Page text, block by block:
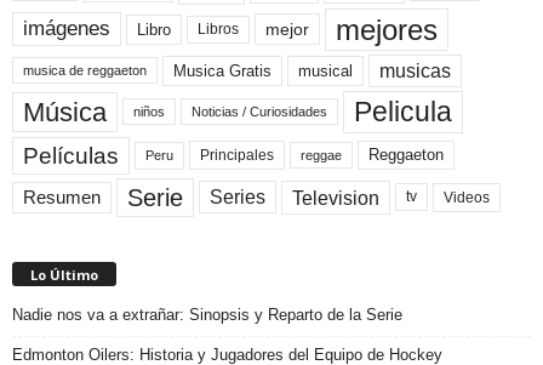
imágenes Libro Libros mejor mejores
musica de reggaeton Musica Gratis musical musicas
Música niños Noticias / Curiosidades Pelicula
Películas Peru Principales reggae Reggaeton
Resumen Serie Series Television tv Videos
Lo Último
Nadie nos va a extrañar: Sinopsis y Reparto de la Serie
Edmonton Oilers: Historia y Jugadores del Equipo de Hockey